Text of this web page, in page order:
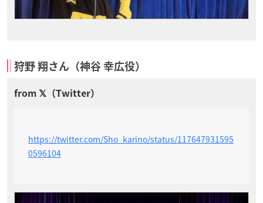
狩野 翔さん（神谷 幸広役）
https://twitter.com/Sho_karino/status/117647931595
0596104